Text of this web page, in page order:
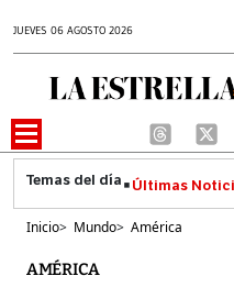
JUEVES 06 AGOSTO 2026
Últimas
Inicio> Mundo> América
AMÉRICA